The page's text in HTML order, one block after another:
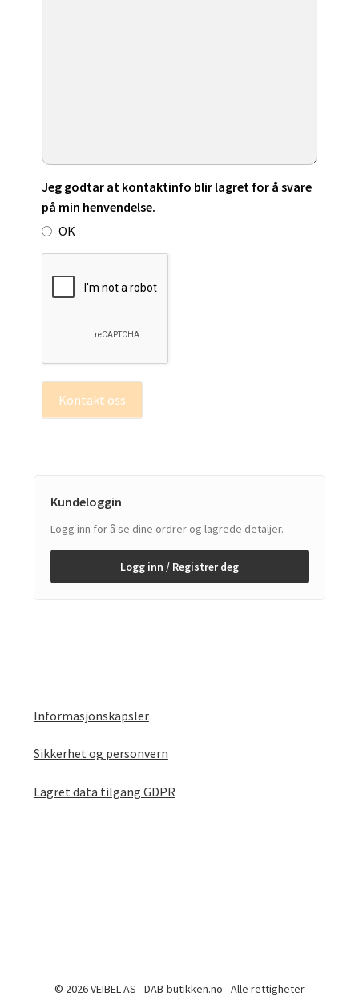
Jeg godtar at kontaktinfo blir lagret for å svare
på min henvendelse.
OK
Kontakt oss
Kundeloggin
Logg inn for å se dine ordrer og lagrede detaljer.
Logg inn / Registrer deg
Informasjonskapsler
Sikkerhet og personvern
Lagret data tilgang GDPR
© 2026 VEIBEL AS - DAB-butikken.no - Alle rettigheter